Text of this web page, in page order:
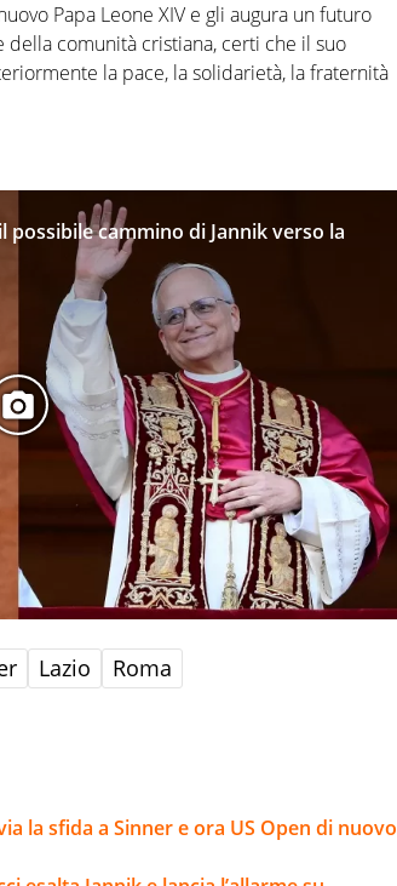
Papa Leone XIV e gli augura un futuro
comunità cristiana, certi che il suo
la pace, la solidarietà, la fraternità
possibile cammino di Jannik verso la
Lazio Roma
la sfida a Sinner e ora US Open di nuovo